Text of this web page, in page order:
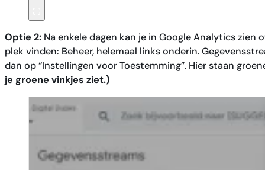
Optie 2: Na enkele dagen kan je in Google Analytics zien
plek vinden: Beheer, helemaal links onderin.
dan op “Instellingen voor Toestemming”. Hier staan
je groene vinkjes ziet.)